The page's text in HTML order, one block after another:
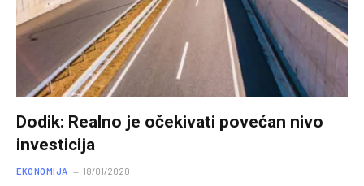
Dodik: Realno je očekivati povećan nivo
investicija
EKONOMIJA 18/01/2020